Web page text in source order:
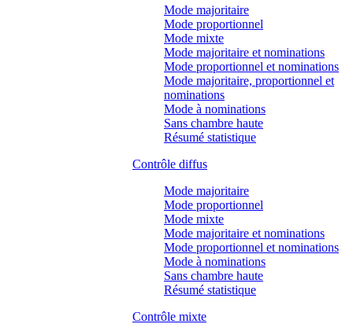
Mode majoritaire
Mode proportionnel
Mode mixte
Mode majoritaire et nominations
Mode proportionnel et nominations
Mode majoritaire, proportionnel et
nominations
Mode à nominations
Sans chambre haute
Résumé statistique
Contrôle diffus
Mode majoritaire
Mode proportionnel
Mode mixte
Mode majoritaire et nominations
Mode proportionnel et nominations
Mode à nominations
Sans chambre haute
Résumé statistique
Contrôle mixte